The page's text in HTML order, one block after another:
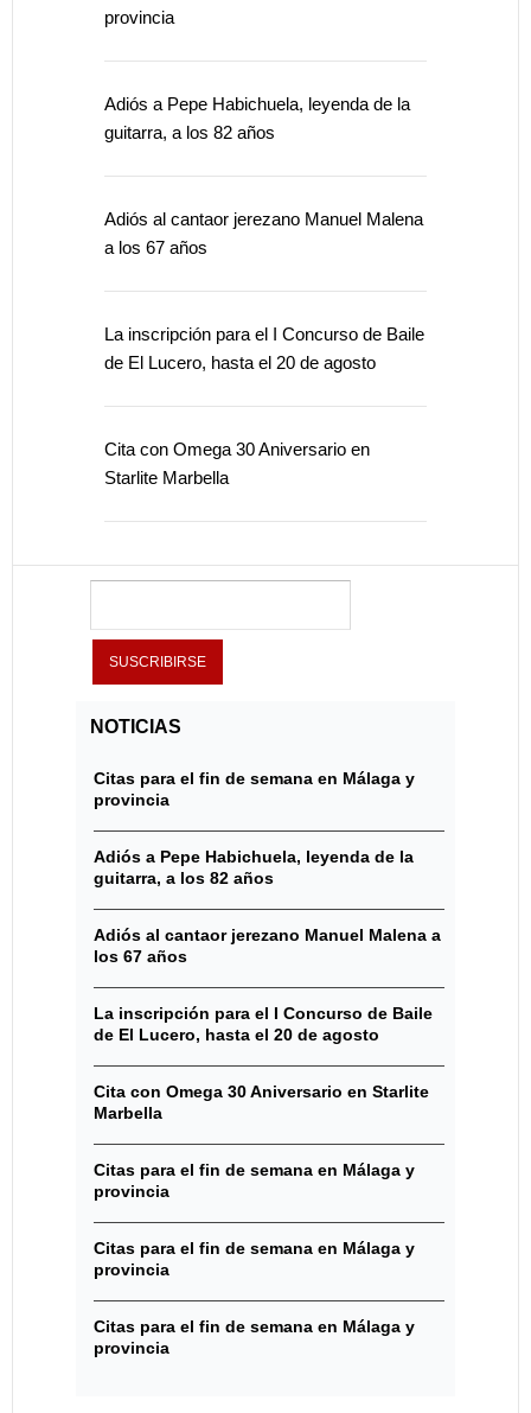
provincia
Adiós a Pepe Habichuela, leyenda de la
guitarra, a los 82 años
Adiós al cantaor jerezano Manuel Malena
a los 67 años
La inscripción para el I Concurso de Baile
de El Lucero, hasta el 20 de agosto
Cita con Omega 30 Aniversario en
Starlite Marbella
NOTICIAS
Citas para el fin de semana en Málaga y
provincia
Adiós a Pepe Habichuela, leyenda de la
guitarra, a los 82 años
Adiós al cantaor jerezano Manuel Malena a
los 67 años
La inscripción para el I Concurso de Baile
de El Lucero, hasta el 20 de agosto
Cita con Omega 30 Aniversario en Starlite
Marbella
Citas para el fin de semana en Málaga y
provincia
Citas para el fin de semana en Málaga y
provincia
Citas para el fin de semana en Málaga y
provincia